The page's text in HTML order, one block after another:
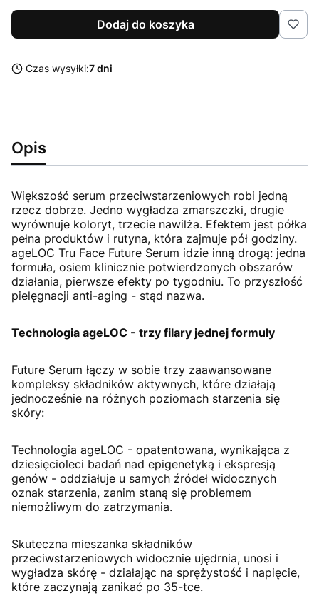
Dodaj do koszyka
Czas wysyłki:7 dni
Opis
Większość serum przeciwstarzeniowych robi jedną
rzecz dobrze. Jedno wygładza zmarszczki, drugie
wyrównuje koloryt, trzecie nawilża. Efektem jest półka
pełna produktów i rutyna, która zajmuje pół godziny.
ageLOC Tru Face Future Serum idzie inną drogą: jedna
formuła, osiem klinicznie potwierdzonych obszarów
działania, pierwsze efekty po tygodniu. To przyszłość
pielęgnacji anti-aging - stąd nazwa.
Technologia ageLOC - trzy filary jednej formuły
Future Serum łączy w sobie trzy zaawansowane
kompleksy składników aktywnych, które działają
jednocześnie na różnych poziomach starzenia się
skóry:
Technologia ageLOC - opatentowana, wynikająca z
dziesięcioleci badań nad epigenetyką i ekspresją
genów - oddziałuje u samych źródeł widocznych
oznak starzenia, zanim staną się problemem
niemożliwym do zatrzymania.
Skuteczna mieszanka składników
przeciwstarzeniowych widocznie ujędrnia, unosi i
wygładza skórę - działając na sprężystość i napięcie,
które zaczynają zanikać po 35-tce.